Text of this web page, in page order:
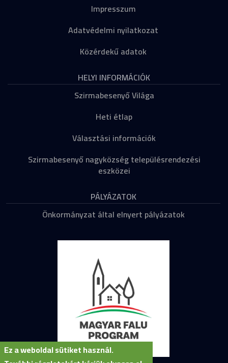
Impresszum
Adatvédelmi nyilatkozat
Közérdekű adatok
HELYI INFORMÁCIÓK
Szirmabesenyő Világa
Heti étlap
Választási információk
Szirmabesenyő nagyközség településrendezési
eszközei
PÁLYÁZATOK
Önkormányzat által elnyert pályázatok
Ez a weboldal sütiket használ.